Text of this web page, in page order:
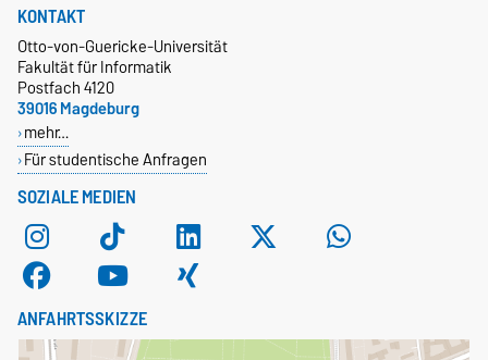
SOZIALE MEDIEN
KONTAKT
Otto-von-Guericke-Universität
Fakultät für Informatik
Postfach 4120
39016 Magdeburg
mehr…
Für studentische Anfragen
ANFAHRTSSKIZZE